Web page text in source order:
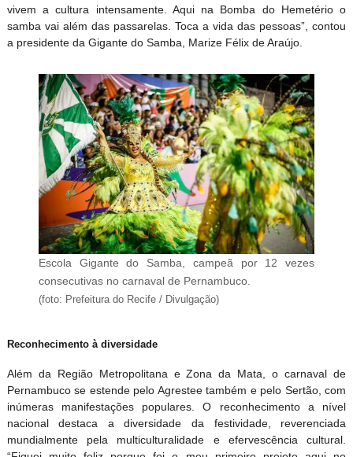
vivem a cultura intensamente. Aqui na Bomba do Hemetério o
samba vai além das passarelas. Toca a vida das pessoas”, contou
a presidente da Gigante do Samba, Marize Félix de Araújo.
Escola Gigante do Samba, campeã por 12 vezes
consecutivas no carnaval de Pernambuco.
(foto: Prefeitura do Recife / Divulgação)
Reconhecimento à diversidade
Além da Região Metropolitana e Zona da Mata, o carnaval de
Pernambuco se estende pelo Agrestee também e pelo Sertão, com
inúmeras manifestações populares. O reconhecimento a nível
nacional destaca a diversidade da festividade, reverenciada
mundialmente pela multiculturalidade e efervescência cultural.